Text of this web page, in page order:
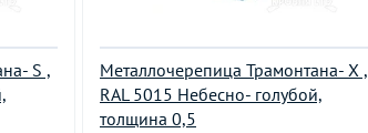
S ,
Металлочерепица Трамонтана- X ,
RAL 5015 Небесно- голубой,
толщина 0,5